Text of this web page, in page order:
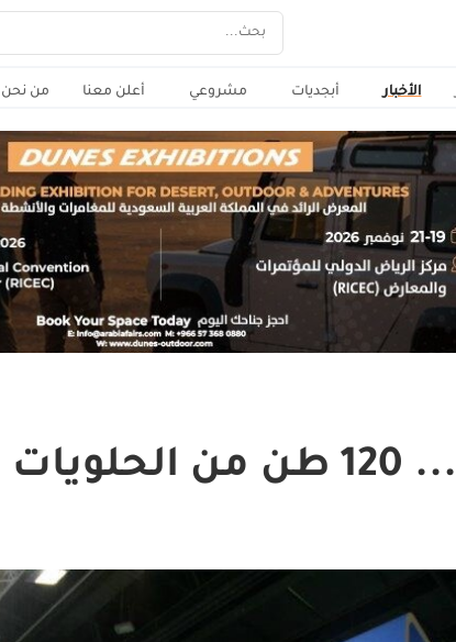
الأخبار أبجديات مشروعي أعلن معنا من نحن